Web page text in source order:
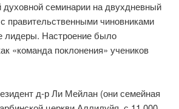
семинарии на двухдневный
правительственными чиновниками
лидеры. Настроение было
«команда поклонения» учеников
д-р Ли Мейлан (они семейная